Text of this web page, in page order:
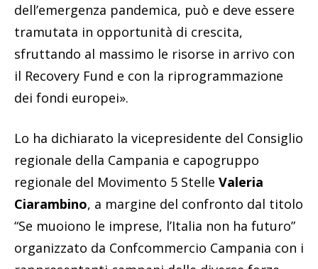
dell’emergenza pandemica, può e deve essere
tramutata in opportunità di crescita,
sfruttando al massimo le risorse in arrivo con
il Recovery Fund e con la riprogrammazione
dei fondi europei».
Lo ha dichiarato la vicepresidente del Consiglio
regionale della Campania e capogruppo
regionale del Movimento 5 Stelle Valeria
Ciarambino, a margine del confronto dal titolo
“Se muoiono le imprese, l’Italia non ha futuro”
organizzato da Confcommercio Campania con i